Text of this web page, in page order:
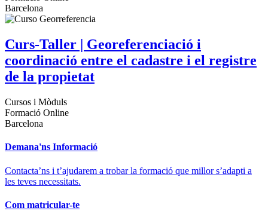
Barcelona
Curs-Taller | Georeferenciació i
coordinació entre el cadastre i el registre
de la propietat
Cursos i Mòduls
Formació Online
Barcelona
Demana'ns Informació
Contacta’ns i t’ajudarem a trobar la formació que millor s’adapti a
les teves necessitats.
Com matricular-te